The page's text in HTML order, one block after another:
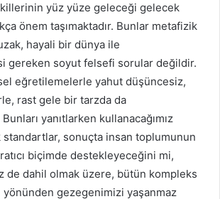
yüz yüze geleceği gelecek
önem taşımaktadır. Bunlar metafizik
hayali bir dünya ile
gereken soyut felsefi sorular değildir.
eğretilemelerle yahut düşüncesiz,
rast gele bir tarzda da
Bunları yanıtlarken kullanacağımız
standartlar, sonuçta insan toplumunun
biçimde destekleyeceğini mi,
de dahil olmak üzere, bütün kompleks
gezegenimizi yaşanmaz